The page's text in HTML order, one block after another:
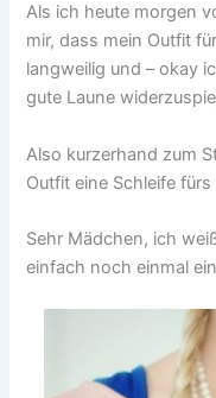
Als ich heute morgen
mir, dass mein Outfit
langweilig und – okay
gute Laune
Also kurzerhand zum
Outfit eine Schleife
Sehr Mädchen, ich
einfach noch einmal